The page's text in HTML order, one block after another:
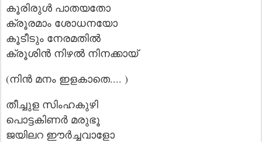
കൂരിരുൾ പാതയതോ
ക്രൂരമാം ശോധനയോ
കൂടീടും നേരമതിൽ
ക്രൂശിൻ നിഴൽ നിനക്കായ്
(നിൻ മനം ഇളകാതെ.... )
തീച്ചുള സിംഹകുഴി
പൊട്ടകിണർ മരുഭൂ
ജയിലറ ഈർച്ചവാളോ